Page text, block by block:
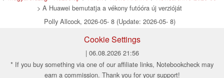
> A Huawei bemutatja a vékony futóóra új verzióját
Polly Allcock, 2026-05- 8 (Update: 2026-05- 8)
Cookie Settings
| 06.08.2026 21:56
* If you buy something via one of our affiliate links, Notebookcheck may
earn a commission. Thank you for your support!